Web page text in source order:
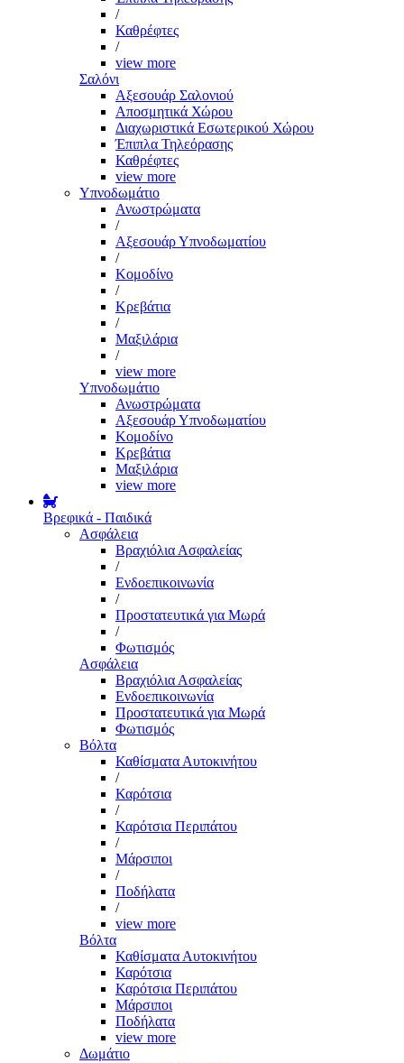
/
Καθρέφτες
/
view more
Σαλόνι
Αξεσουάρ Σαλονιού
Αποσμητικά Χώρου
Διαχωριστικά Εσωτερικού Χώρου
Έπιπλα Τηλεόρασης
Καθρέφτες
view more
Υπνοδωμάτιο
Ανωστρώματα
/
Αξεσουάρ Υπνοδωματίου
/
Κομοδίνο
/
Κρεβάτια
/
Μαξιλάρια
/
view more
Υπνοδωμάτιο
Ανωστρώματα
Αξεσουάρ Υπνοδωματίου
Κομοδίνο
Κρεβάτια
Μαξιλάρια
view more
Βρεφικά - Παιδικά
Ασφάλεια
Βραχιόλια Ασφαλείας
/
Ενδοεπικοινωνία
/
Προστατευτικά για Μωρά
/
Φωτισμός
Ασφάλεια
Βραχιόλια Ασφαλείας
Ενδοεπικοινωνία
Προστατευτικά για Μωρά
Φωτισμός
Βόλτα
Καθίσματα Αυτοκινήτου
/
Καρότσια
/
Καρότσια Περιπάτου
/
Μάρσιποι
/
Ποδήλατα
/
view more
Βόλτα
Καθίσματα Αυτοκινήτου
Καρότσια
Καρότσια Περιπάτου
Μάρσιποι
Ποδήλατα
view more
Δωμάτιο